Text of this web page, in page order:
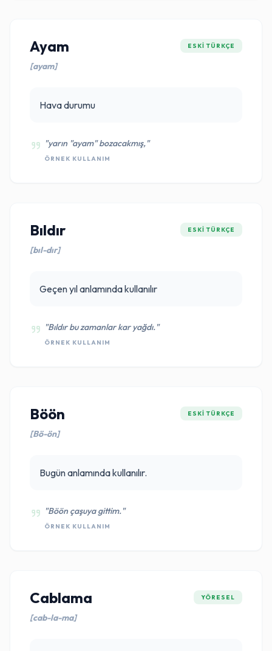
Ayam
[ayam]
ESKI TÜRKÇE
Hava durumu
"yarın "ayam" bozacakmış,"
ÖRNEK KULLANIM
Bıldır
[bıl-dır]
ESKI TÜRKÇE
Geçen yıl anlamında kullanılır
"Bıldır bu zamanlar kar yağdı."
ÖRNEK KULLANIM
Böön
[Bö-ön]
ESKI TÜRKÇE
Bugün anlamında kullanılır.
"Böön çaşuya gittim."
ÖRNEK KULLANIM
Cablama
[cab-la-ma]
YÖRESEL